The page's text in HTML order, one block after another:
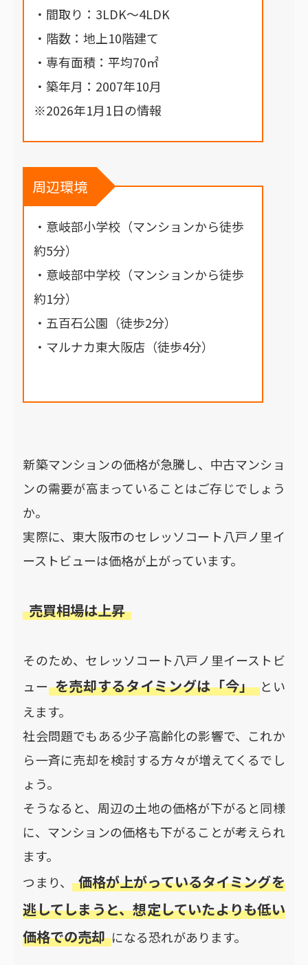
・間取り：3LDK～4LDK
・階数：地上10階建て
・専有面積：平均70㎡
・築年月：2007年10月
※2026年1月1日の情報
周辺環境
・意岐部小学校（マンションから徒歩
約5分）
・意岐部中学校（マンションから徒歩
約1分）
・五百石公園（徒歩2分）
・マルナカ東大阪店（徒歩4分）
新築マンションの価格が急騰し、中古マンショ
ンの需要が高まっていることはご存じでしょう
か。
実際に、東大阪市のセレッソコート八戸ノ里イ
ーストビューは価格が上がっています。
売買相場は上昇
そのため、セレッソコート八戸ノ里イーストビ
ュー を売却するタイミングは「今」 とい
えます。
社会問題でもある少子高齢化の影響で、これか
ら一斉に売却を検討する方々が増えてくるでし
ょう。
そうなると、周辺の土地の価格が下がると同様
に、マンションの価格も下がることが考えられ
ます。
つまり、
価格が上がっているタイミングを
逃してしまうと、想定していたよりも低い
価格での売却 になる恐れがあります。